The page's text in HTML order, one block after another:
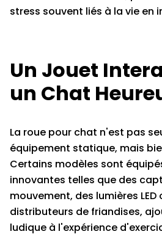
stress souvent liés à la vie en
Un Jouet
un Chat
La roue pour chat n'est pas
équipement statique, mais
Certains modèles sont
innovantes telles que des
mouvement, des lumières LED
distributeurs de friandises,
ludique à l'expérience